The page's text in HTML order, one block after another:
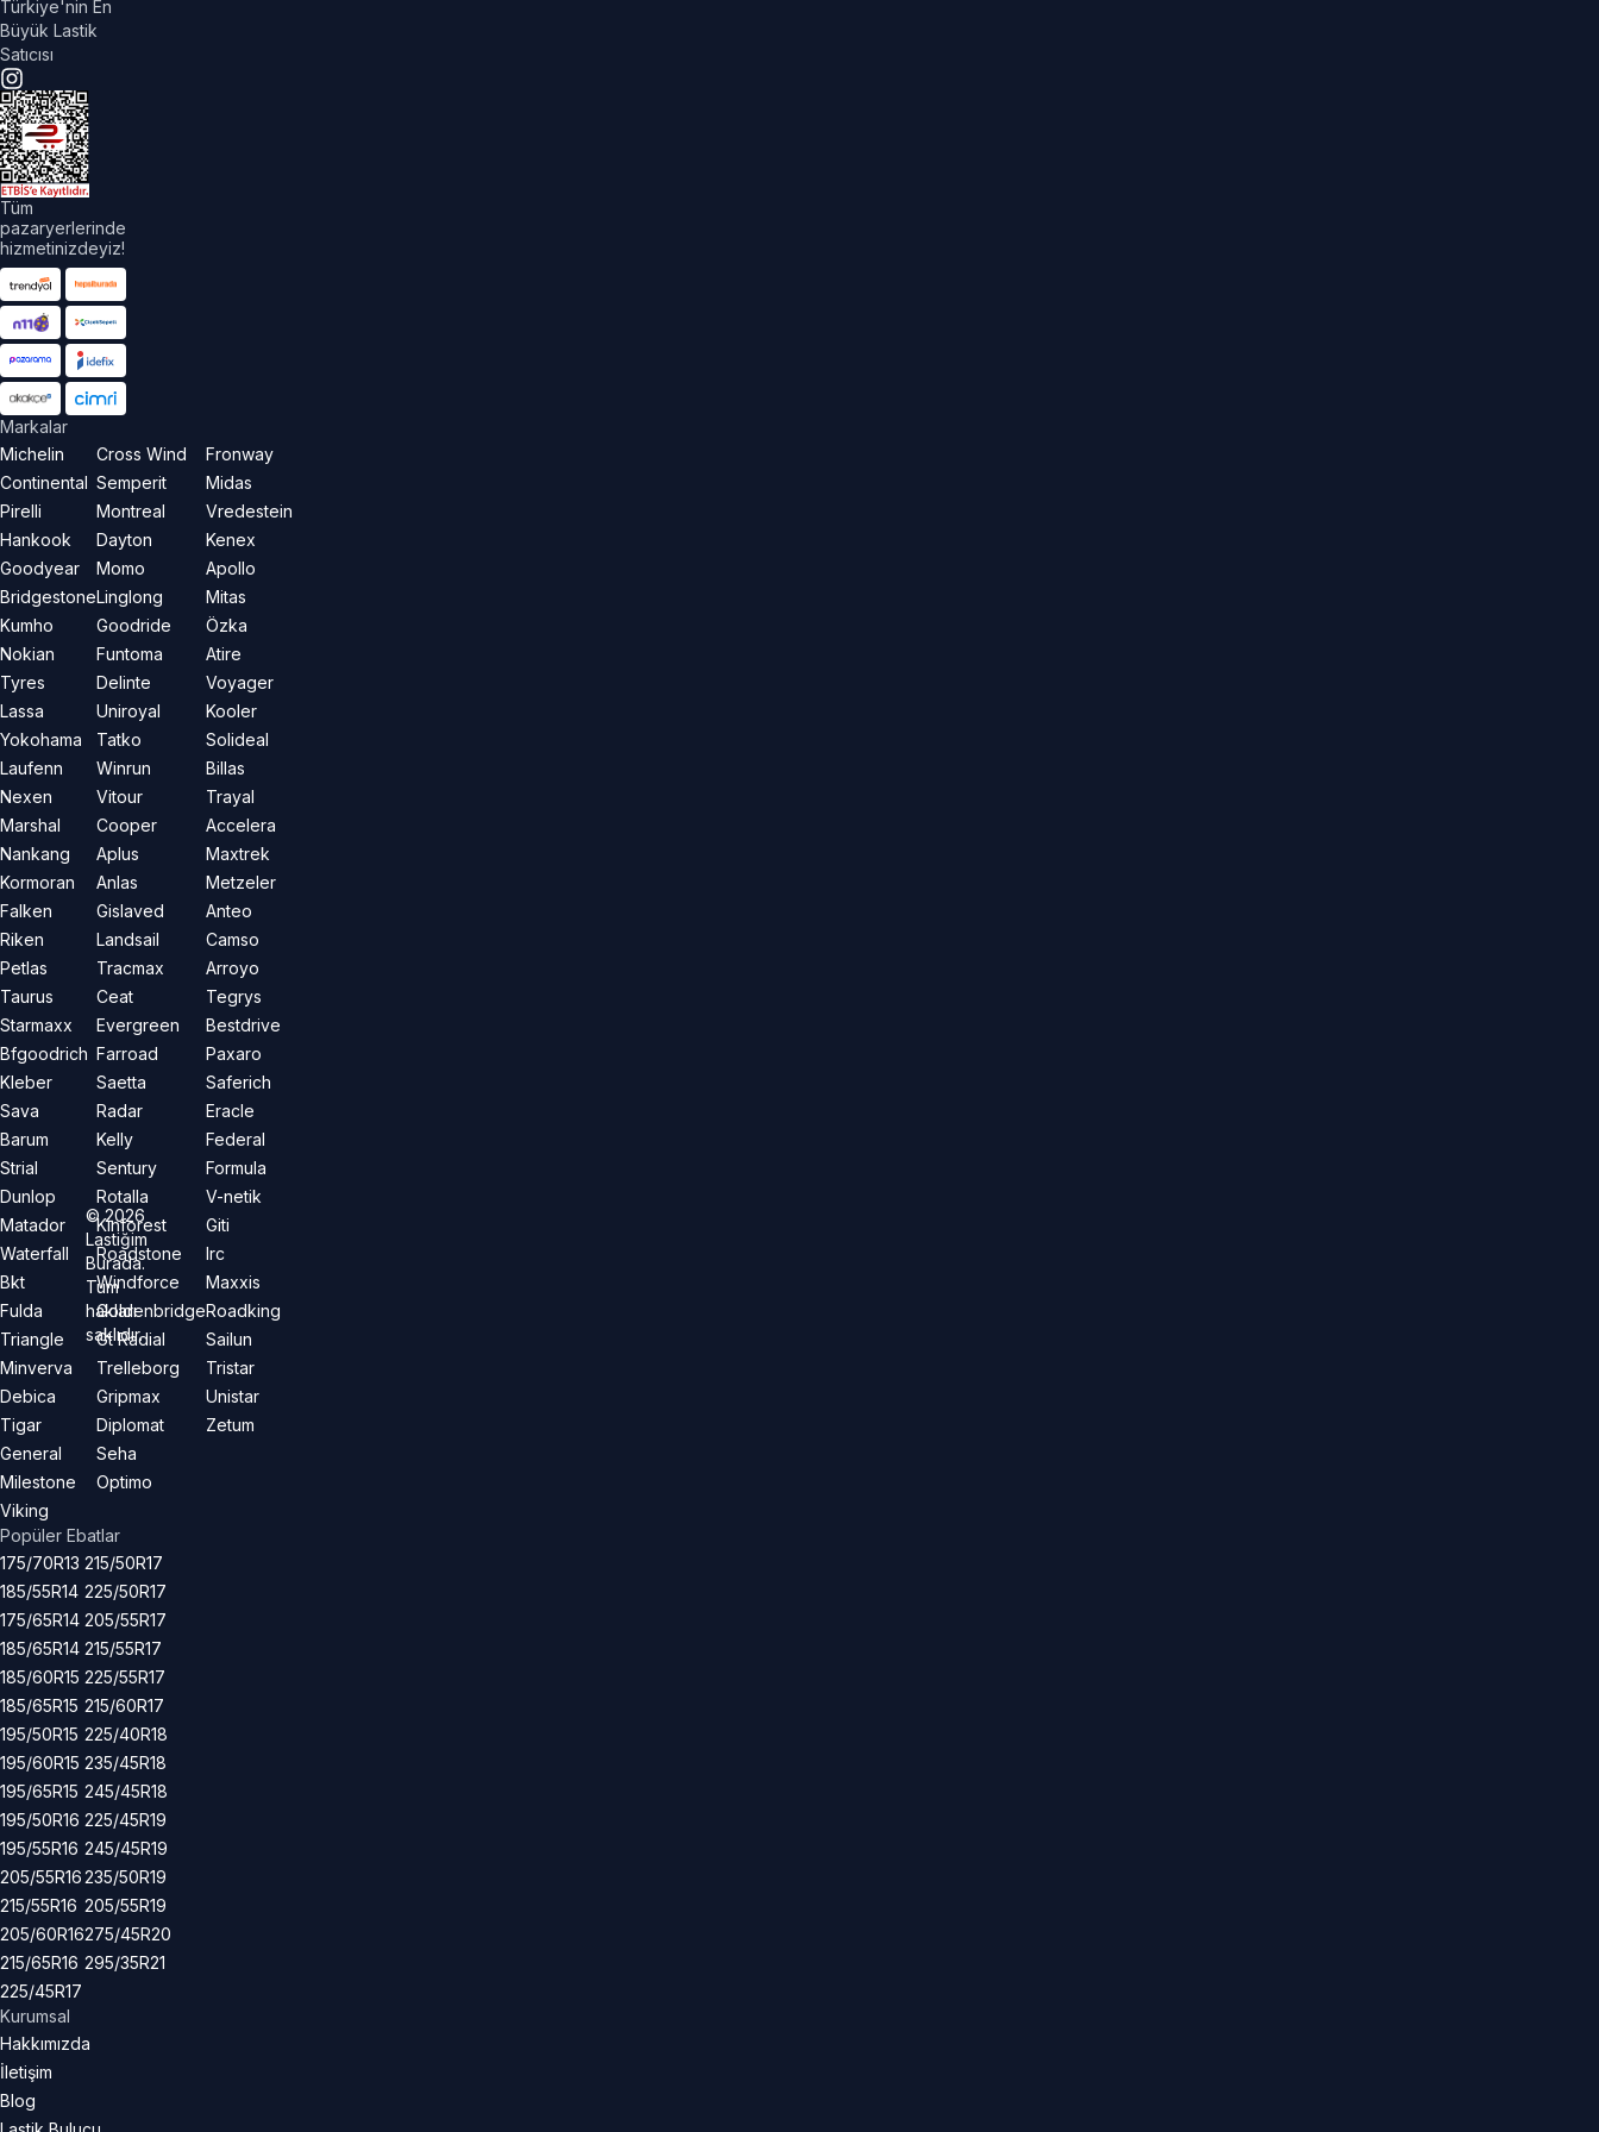
Türkiye'nin En
Büyük Lastik
Satıcısı
Tüm
pazaryerlerinde
hizmetinizdeyiz!
Markalar
Michelin
Continental
Pirelli
Hankook
Goodyear
Bridgestone
Kumho
Nokian
Tyres
Lassa
Yokohama
Laufenn
Nexen
Marshal
Nankang
Kormoran
Falken
Riken
Petlas
Taurus
Starmaxx
Bfgoodrich
Kleber
Sava
Barum
Strial
Dunlop
Matador
Waterfall
Bkt
Fulda
Triangle
Minverva
Debica
Tigar
General
Milestone
Viking
Cross Wind
Semperit
Montreal
Dayton
Momo
Linglong
Goodride
Funtoma
Delinte
Uniroyal
Tatko
Winrun
Vitour
Cooper
Aplus
Anlas
Gislaved
Landsail
Tracmax
Ceat
Evergreen
Farroad
Saetta
Radar
Kelly
Sentury
Rotalla
Kinforest
Roadstone
Windforce
Goldenbridge
Gt Radial
Trelleborg
Gripmax
Diplomat
Seha
Optimo
Fronway
Midas
Vredestein
Kenex
Apollo
Mitas
Özka
Atire
Voyager
Kooler
Solideal
Billas
Trayal
Accelera
Maxtrek
Metzeler
Anteo
Camso
Arroyo
Tegrys
Bestdrive
Paxaro
Saferich
Eracle
Federal
Formula
V-netik
Giti
Irc
Maxxis
Roadking
Sailun
Tristar
Unistar
Zetum
Popüler Ebatlar
175/70R13
185/55R14
175/65R14
185/65R14
185/60R15
185/65R15
195/50R15
195/60R15
195/65R15
195/50R16
195/55R16
205/55R16
215/55R16
205/60R16
215/65R16
225/45R17
215/50R17
225/50R17
205/55R17
215/55R17
225/55R17
215/60R17
225/40R18
235/45R18
245/45R18
225/45R19
245/45R19
235/50R19
205/55R19
275/45R20
295/35R21
Kurumsal
Hakkımızda
İletişim
Blog
©2026
Lastiğim
Burada.
Tüm
hakları
saklıdır.